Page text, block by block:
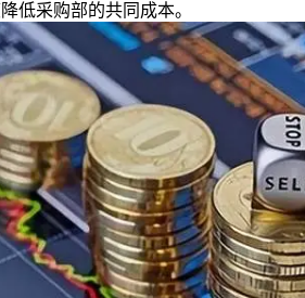
低采购部的共同成本。